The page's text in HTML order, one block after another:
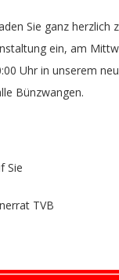
Sie ganz herzlich
ein, am
Uhr in unserem
Bünzwangen.
Sie
TVB